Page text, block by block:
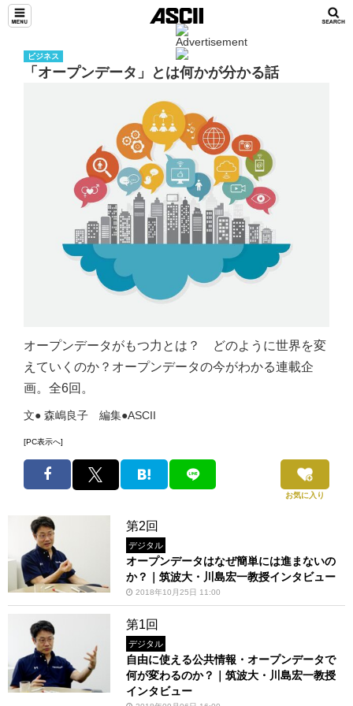
ビジネス
「オープンデータ」とは何かが分かる話
オープンデータがもつ力とは？ どのように世界を変
えていくのか？オープンデータの今がわかる連載企
画。全6回。
文● 森嶋良子 編集●ASCII
[PC表示へ]
お気に入り
第2回
デジタル
オープンデータはなぜ簡単には進まないの
か？｜筑波大・川島宏一教授インタビュー
2018年10月25日 11:00
第1回
デジタル
自由に使える公共情報・オープンデータで
何が変わるのか？｜筑波大・川島宏一教授
インタビュー